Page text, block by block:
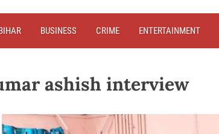
BUSINESS CRIME ENTERTAINMENT
ashish interview